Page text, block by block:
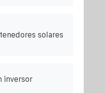
solares
inversor